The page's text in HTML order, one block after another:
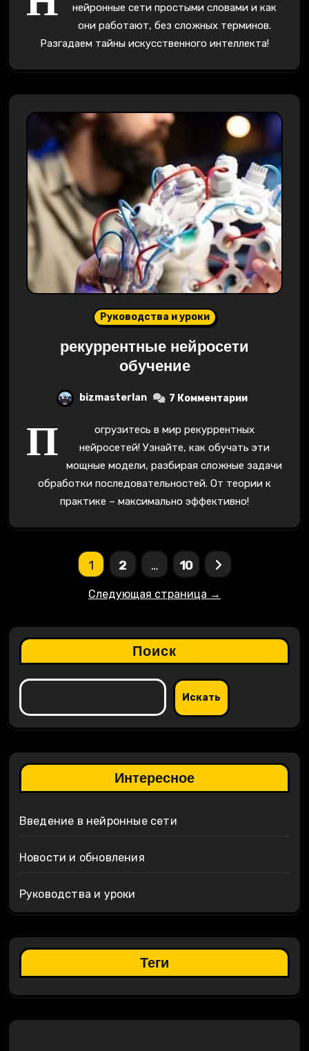
нейронные сети простыми словами и как
они работают, без сложных терминов.
Разгадаем тайны искусственного интеллекта!
Руководства и уроки
рекуррентные нейросети
обучение
bizmasterlan 7 Комментарии
П
огрузитесь в мир рекуррентных
нейросетей! Узнайте, как обучать эти
мощные модели, разбирая сложные задачи
обработки последовательностей. От теории к
практике – максимально эффективно!
Пагинация
записей
1 2 … 10
Следующая страница →
Поиск
Искать
Интересное
Введение в нейронные сети
Новости и обновления
Руководства и уроки
Теги